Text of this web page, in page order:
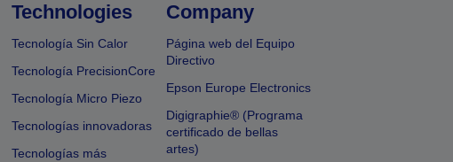
Technologies
Tecnología Sin Calor
Tecnología PrecisionCore
Tecnología Micro Piezo
Tecnologías innovadoras
Tecnologías más
Company
Página web del Equipo
Directivo
Epson Europe Electronics
Digigraphie® (Programa
certificado de bellas
artes)